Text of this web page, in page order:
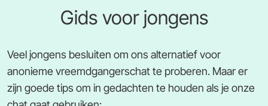
Gids voor jongens
Veel jongens besluiten om ons alternatief voor
anonieme vreemdgangerschat te proberen. Maar er
zijn goede tips om in gedachten te houden als je onze